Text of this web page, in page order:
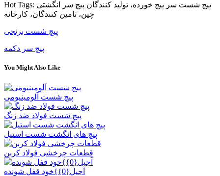
Hot Tags: پیچ شست سر پیچ خورده، تولید کنندگان پیچ سر انگشتی
چین، تامین کنندگان، کارخانه
پیچ شست برنجی
پیچ سر دکمه
You Might Also Like
پیچ شست آلومینیومی
پیچ شست فولاد ضد زنگ
پیچ های انگشت شست استیل
قطعات چرخشی فولاد کربن
آجیل{0}}خود قفل شونده